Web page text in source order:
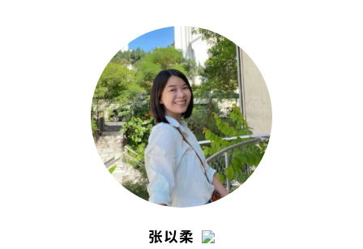
餐厅，把日常的喜怒哀乐都化为美食和文
张以柔